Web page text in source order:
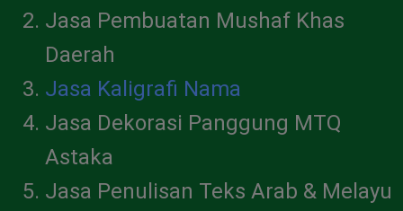
Jasa Pembuatan Mushaf Khas
Daerah
Jasa Kaligrafi Nama
Jasa Dekorasi Panggung MTQ
Astaka
Jasa Penulisan Teks Arab & Melayu